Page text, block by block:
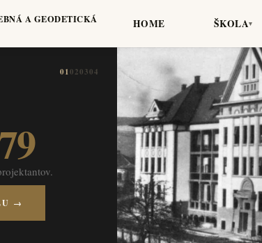
A GEODETICKÁ HOME ŠKOLA▾
01020304
→